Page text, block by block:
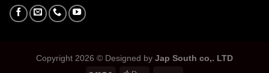
Copyright 2026 © Designed by Jap South co,. LTD